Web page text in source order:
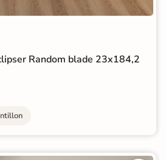
Random blade 23x184,2